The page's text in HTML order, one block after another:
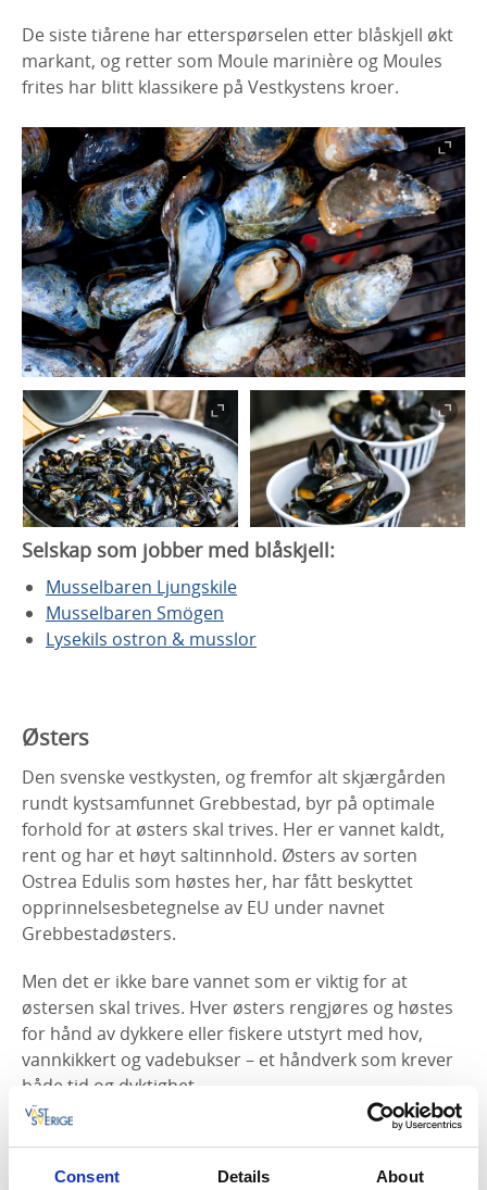
Consent Details About
De siste tiårene har etterspørselen etter blåskjell økt
markant, og retter som Moule marinière og Moules
frites har blitt klassikere på Vestkystens kroer.
Selskap som jobber med blåskjell:
Musselbaren Ljungskile
Musselbaren Smögen
Lysekils ostron & musslor
Østers
Den svenske vestkysten, og fremfor alt skjærgården
rundt kystsamfunnet Grebbestad, byr på optimale
forhold for at østers skal trives. Her er vannet kaldt,
rent og har et høyt saltinnhold. Østers av sorten
Ostrea Edulis som høstes her, har fått beskyttet
opprinnelsesbetegnelse av EU under navnet
Grebbestadøsters.
Men det er ikke bare vannet som er viktig for at
østersen skal trives. Hver østers rengjøres og høstes
for hånd av dykkere eller fiskere utstyrt med hov,
vannkikkert og vadebukser – et håndverk som krever
både tid og dyktighet.
Østers eksisterer i både vill og dyrket form. Østers av